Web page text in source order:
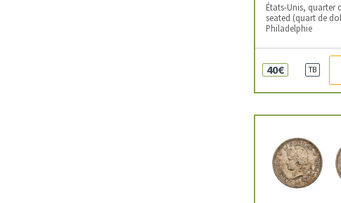
États-Unis, quarter
seated (quart de
Philadelphie
40€ TB